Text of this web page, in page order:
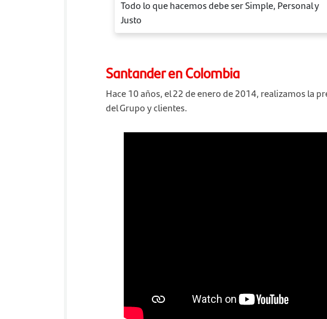
Todo lo que hacemos debe ser Simple, Personal y
Justo
Santander en Colombia
Hace 10 años, el 22 de enero de 2014, realizamos la
del Grupo y clientes.